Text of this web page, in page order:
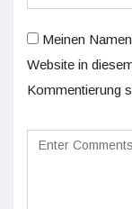
Meinen
Website in
Kommentierung